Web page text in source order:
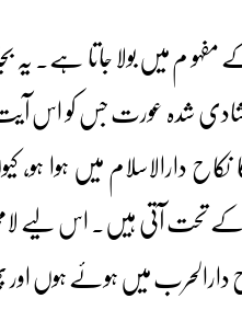
مفہو م میں بولا جاتا ہے۔
شدہ عورت جس کو اس
دارالاسلام میں ہوا ہو،
کے تحت آتی ہیں۔ اس لیے
میں ہوئے ہوں اور